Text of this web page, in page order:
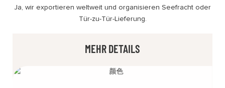
Ja, wir exportieren weltweit und organisieren Seefracht oder
Tür-zu-Tür-Lieferung.
MEHR DETAILS